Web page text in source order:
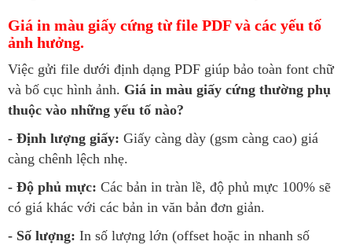
Giá in màu giấy cứng từ file PDF và các yếu tố
ảnh hưởng.
Việc gửi file dưới định dạng PDF giúp bảo toàn font chữ
và bố cục hình ảnh. Giá in màu giấy cứng thường phụ
thuộc vào những yếu tố nào?
- Định lượng giấy: Giấy càng dày (gsm càng cao) giá
càng chênh lệch nhẹ.
- Độ phủ mực: Các bản in tràn lề, độ phủ mực 100% sẽ
có giá khác với các bản in văn bản đơn giản.
- Số lượng: In số lượng lớn (offset hoặc in nhanh số